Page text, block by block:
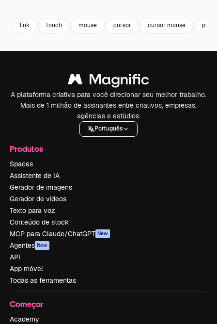
link touch mouse cursor cursor mouse
A plataforma criativa para você direcionar seu melhor trabalho.
Mais de 1 milhão de assinantes entre criativos, empresas,
agências e estúdios.
Português
Produtos
Spaces
Assistente de IA
Gerador de imagens
Gerador de vídeos
Texto para voz
Conteúdo de stock
MCP para Claude/ChatGPT New
Agentes New
API
App móvel
Todas as ferramentas
Começar
Academy